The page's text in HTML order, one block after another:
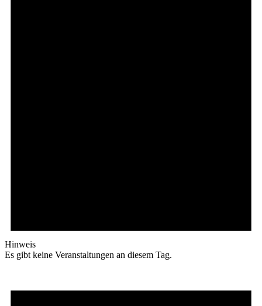
Hinweis
Es gibt keine Veranstaltungen an diesem Tag.